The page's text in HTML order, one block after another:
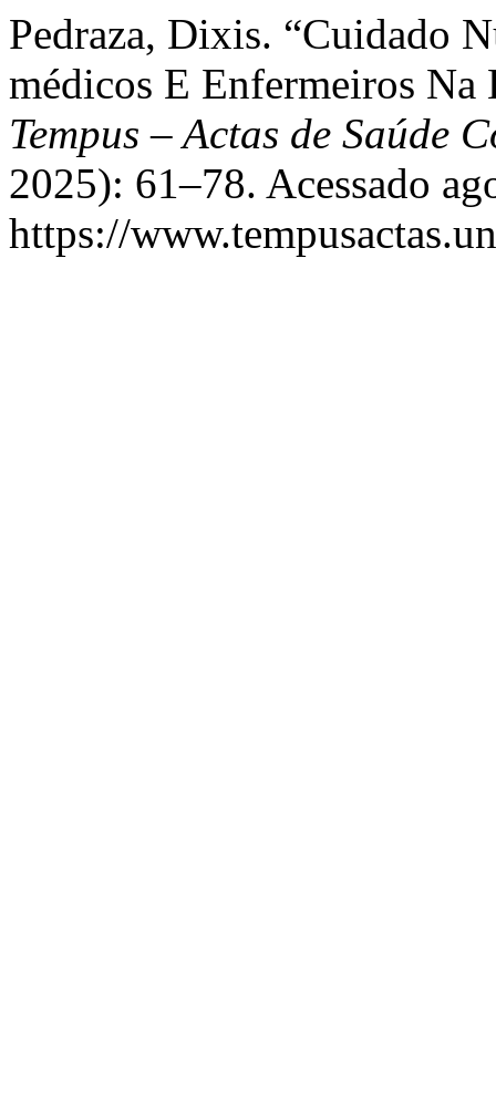
Pedraza, Dixis. “Cuidado
médicos E Enfermeiros Na
Tempus – Actas de Saúde
2025): 61–78. Acessado
https://